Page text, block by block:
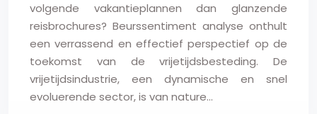
volgende vakantieplannen dan glanzende
reisbrochures? Beurssentiment analyse onthult
een verrassend en effectief perspectief op de
toekomst van de vrijetijdsbesteding. De
vrijetijdsindustrie, een dynamische en snel
evoluerende sector, is van nature…